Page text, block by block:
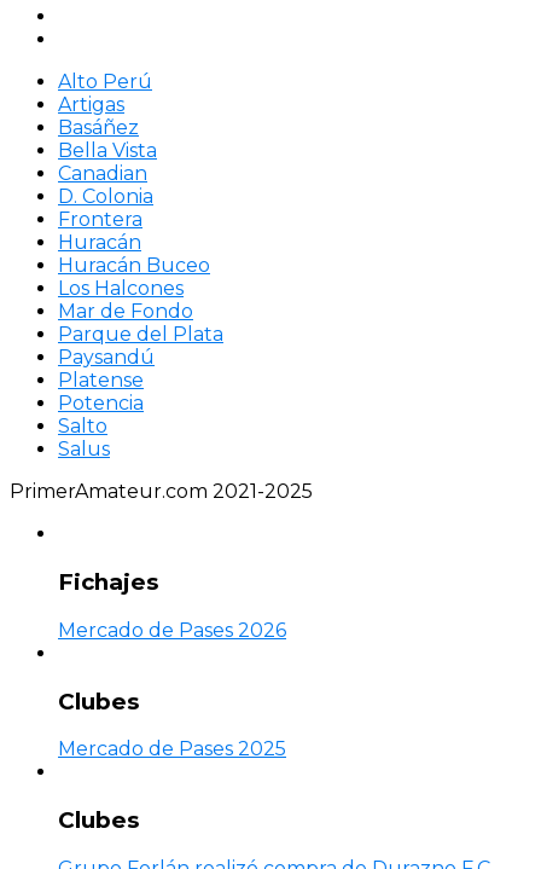
Alto Perú
Artigas
Basáñez
Bella Vista
Canadian
D. Colonia
Frontera
Huracán
Huracán Buceo
Los Halcones
Mar de Fondo
Parque del Plata
Paysandú
Platense
Potencia
Salto
Salus
PrimerAmateur.com 2021-2025
Fichajes
Mercado de Pases 2026
Clubes
Mercado de Pases 2025
Clubes